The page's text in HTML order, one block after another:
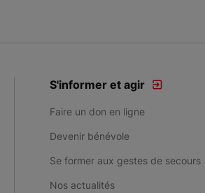
S'informer et agir
Faire un don en ligne
Devenir bénévole
Se former aux gestes de secours
Nos actualités